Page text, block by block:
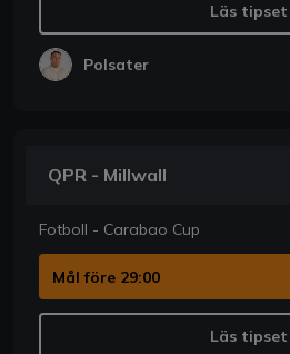
Läs tipset
Polsater
QPR - Millwall
Fotboll - Carabao Cup
Mål före 29:00
Läs tipset